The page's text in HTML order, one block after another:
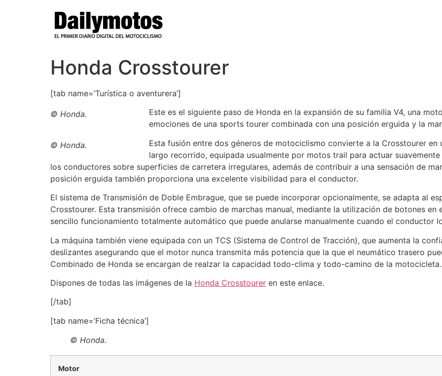
Honda Crosstourer
[tab name=’Turística o aventurera’]
© Honda.
Este es el siguiente paso de Honda en la expansión de su familia V4, una
emociones de una sports tourer combinada con una posición erguida y la
© Honda.
Esta fusión entre dos géneros de motociclismo convierte a la Crosstourer
largo recorrido, equipada usualmente por motos trail para actuar
los conductores sobre superficies de carretera irregulares, además de contribuir a una sensación de
posición erguida también proporciona una excelente visibilidad para el conductor.
El sistema de Transmisión de Doble Embrague, que se puede incorporar opcionalmente, se adapta al
Crosstourer. Esta transmisión ofrece cambio de marchas manual, mediante la utilización de botones en
sencillo funcionamiento totalmente automático que puede anularse manualmente cuando el conductor
La máquina también viene equipada con un TCS (Sistema de Control de Tracción), que aumenta la
deslizantes asegurando que el motor nunca transmita más potencia que la que el neumático trasero
Combinado de Honda se encargan de realzar la capacidad todo-clima y todo-camino de la motocicleta.
Dispones de todas las imágenes de la Honda Crosstourer en este enlace.
[/tab]
[tab name=’Ficha técnica’]
© Honda.
Motor